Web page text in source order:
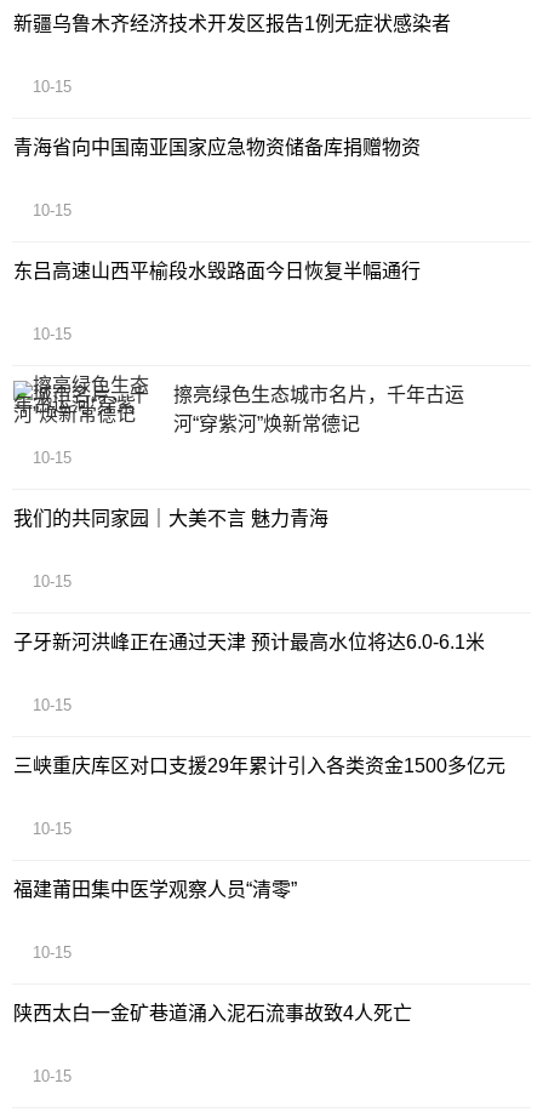
新疆乌鲁木齐经济技术开发区报告1例无症状感染者
10-15
青海省向中国南亚国家应急物资储备库捐赠物资
10-15
东吕高速山西平榆段水毁路面今日恢复半幅通行
10-15
擦亮绿色生态城市名片，千年古运
河“穿紫河”焕新常德记
10-15
我们的共同家园｜大美不言 魅力青海
10-15
子牙新河洪峰正在通过天津 预计最高水位将达6.0-6.1米
10-15
三峡重庆库区对口支援29年累计引入各类资金1500多亿元
10-15
福建莆田集中医学观察人员“清零”
10-15
陕西太白一金矿巷道涌入泥石流事故致4人死亡
10-15